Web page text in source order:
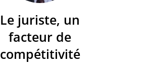
Le juriste, un
facteur de
compétitivité